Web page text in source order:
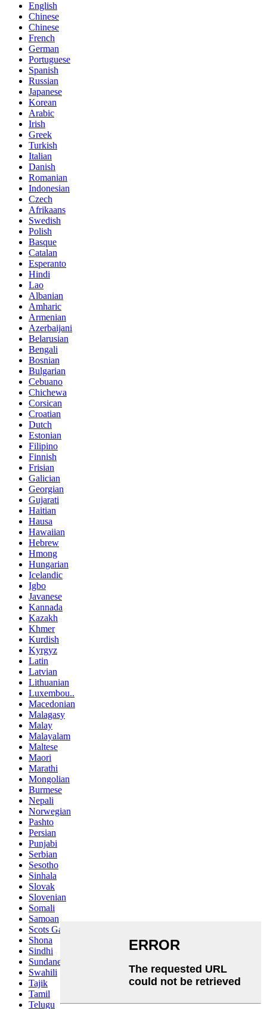
English
Chinese
Chinese
French
German
Portuguese
Spanish
Russian
Japanese
Korean
Arabic
Irish
Greek
Turkish
Italian
Danish
Romanian
Indonesian
Czech
Afrikaans
Swedish
Polish
Basque
Catalan
Esperanto
Hindi
Lao
Albanian
Amharic
Armenian
Azerbaijani
Belarusian
Bengali
Bosnian
Bulgarian
Cebuano
Chichewa
Corsican
Croatian
Dutch
Estonian
Filipino
Finnish
Frisian
Galician
Georgian
Gujarati
Haitian
Hausa
Hawaiian
Hebrew
Hmong
Hungarian
Icelandic
Igbo
Javanese
Kannada
Kazakh
Khmer
Kurdish
Kyrgyz
Latin
Latvian
Lithuanian
Luxembou..
Macedonian
Malagasy
Malay
Malayalam
Maltese
Maori
Marathi
Mongolian
Burmese
Nepali
Norwegian
Pashto
Persian
Punjabi
Serbian
Sesotho
Sinhala
Slovak
Slovenian
Somali
Samoan
Scots Gaelic
Shona
Sindhi
Sundanese
Swahili
Tajik
Tamil
Telugu